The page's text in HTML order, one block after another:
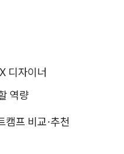
디자이너
역량
프 비교·추천